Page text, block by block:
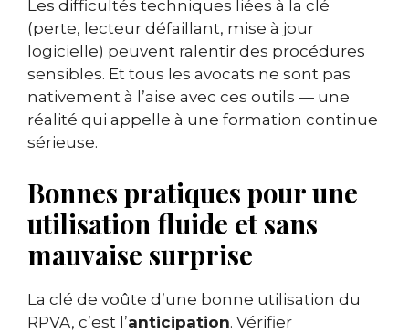
Les difficultés techniques liées à la clé
(perte, lecteur défaillant, mise à jour
logicielle) peuvent ralentir des procédures
sensibles. Et tous les avocats ne sont pas
nativement à l’aise avec ces outils — une
réalité qui appelle à une formation continue
sérieuse.
Bonnes pratiques pour une
utilisation fluide et sans
mauvaise surprise
La clé de voûte d’une bonne utilisation du
RPVA, c’est l’anticipation. Vérifier